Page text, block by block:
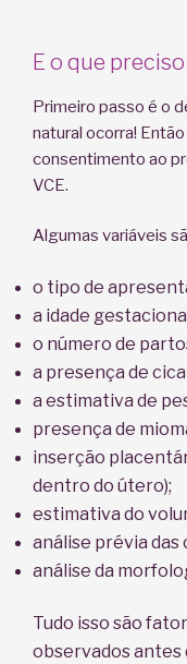
E o que
Primeiro passo é o
natural ocorra!
consentimento ao
VCE.
Algumas variáveis
o tipo de
a idade
o número de
a presença de
a estimativa de
presença de
inserção
dentro do útero);
estimativa do
análise prévia
análise da
Tudo isso são
observados antes